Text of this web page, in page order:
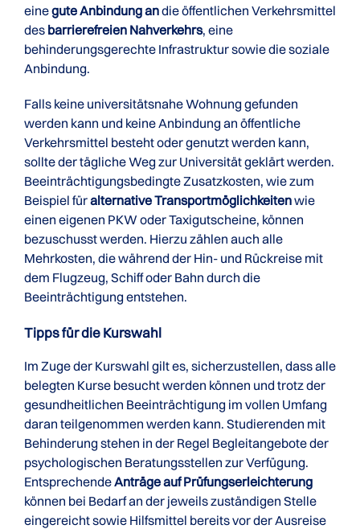
einegute Anbindung andie öffentlichen Verkehrsmittel
des barrierefreien Nahverkehrs, eine
behinderungsgerechte Infrastruktur sowie die soziale
Anbindung.
Falls keine universitätsnahe Wohnung gefunden
werden kann und keine Anbindung an öffentliche
Verkehrsmittel besteht oder genutzt werden kann,
sollte der tägliche Weg zur Universität geklärt werden.
Beeinträchtigungsbedingte Zusatzkosten, wie zum
Beispiel füralternative Transportmöglichkeitenwie
einen eigenen PKW oder Taxigutscheine, können
bezuschusst werden. Hierzu zählen auch alle
Mehrkosten, die während der Hin- und Rückreise mit
dem Flugzeug, Schiff oder Bahn durch die
Beeinträchtigung entstehen.
Tipps für die Kurswahl
Im Zuge der Kurswahl gilt es, sicherzustellen, dass alle
belegten Kurse besucht werden können und trotz der
gesundheitlichen Beeinträchtigung im vollen Umfang
daran teilgenommen werden kann. Studierenden mit
Behinderung stehen in der Regel Begleitangebote der
psychologischen Beratungsstellen zur Verfügung.
EntsprechendeAnträge auf Prüfungserleichterung
können bei Bedarf an der jeweils zuständigen Stelle
eingereicht sowie Hilfsmittel bereits vor der Ausreise